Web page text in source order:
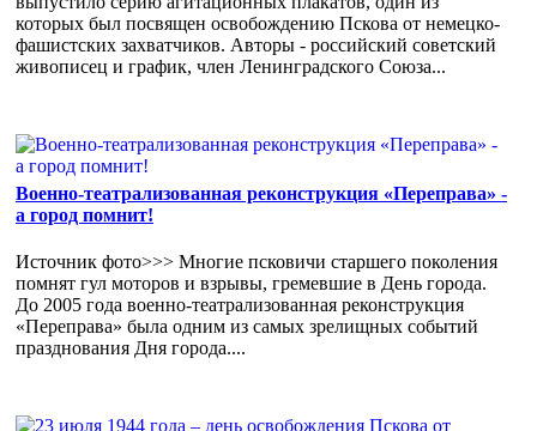
которых был посвящен освобождению Пскова от немецко-
фашистских захватчиков. Авторы - российский советский
живописец и график, член Ленинградского Союза...
Военно-театрализованная реконструкция «Переправа» -
а город помнит!
Источник фото>>> Многие псковичи старшего поколения
помнят гул моторов и взрывы, гремевшие в День города.
До 2005 года военно-театрализованная реконструкция
«Переправа» была одним из самых зрелищных событий
празднования Дня города....